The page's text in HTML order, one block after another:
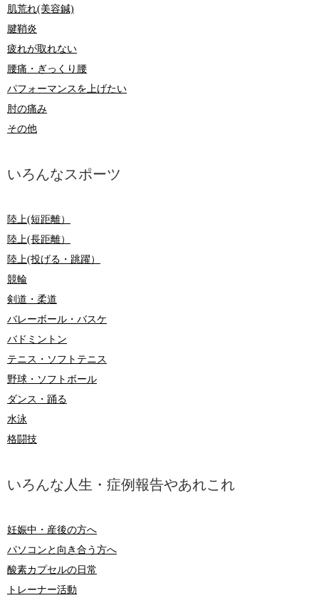
肌荒れ(美容鍼)
腱鞘炎
疲れが取れない
腰痛・ぎっくり腰
パフォーマンスを上げたい
肘の痛み
その他
いろんなスポーツ
陸上(短距離）
陸上(長距離）
陸上(投げる・跳躍）
競輪
剣道・柔道
バレーボール・バスケ
バドミントン
テニス・ソフトテニス
野球・ソフトボール
ダンス・踊る
水泳
格闘技
いろんな人生・症例報告やあれこれ
妊娠中・産後の方へ
パソコンと向き合う方へ
酸素カプセルの日常
トレーナー活動